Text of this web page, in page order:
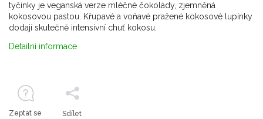
tyčinky je veganská verze mléčné čokolády, zjemněná
kokosovou pastou. Křupavé a voňavé pražené kokosové lupínky
dodají skutečně intensivní chuť kokosu.
Detailní informace
Zeptat se Sdílet